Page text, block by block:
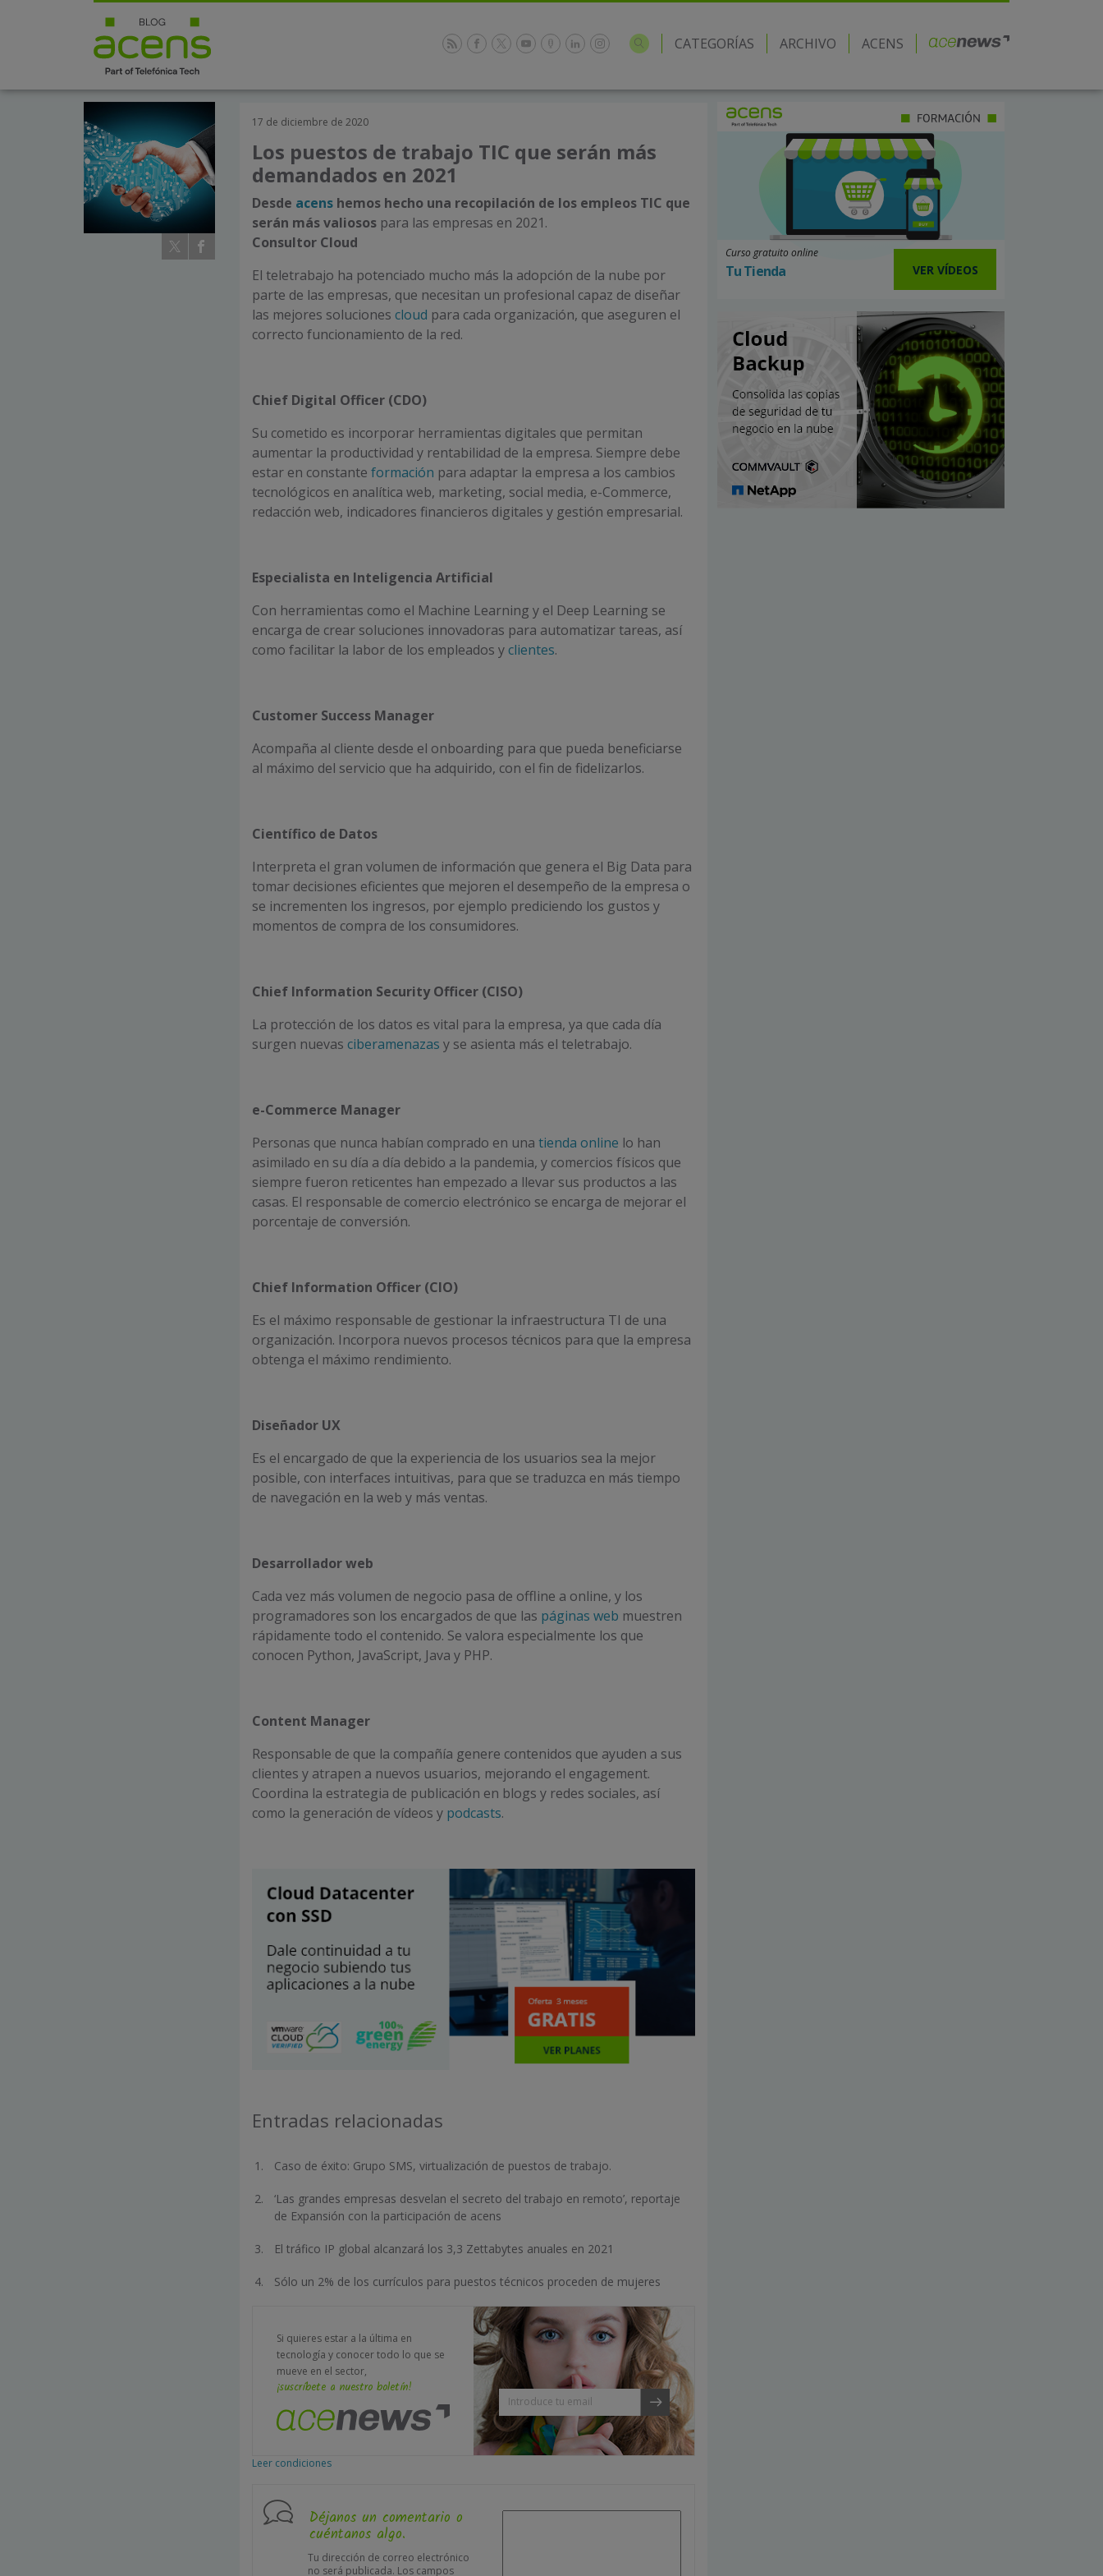
CATEGORÍAS ARCHIVO ACENS
17 de diciembre de 2020
Los puestos de trabajo TIC que serán más
demandados en 2021
Desde acens hemos hecho una recopilación de los empleos TIC que
serán más valiosos para las empresas en 2021.
Consultor Cloud
El teletrabajo ha potenciado mucho más la adopción de la nube por
parte de las empresas, que necesitan un profesional capaz de diseñar
las mejores soluciones cloud para cada organización, que aseguren el
correcto funcionamiento de la red.
Chief Digital Officer (CDO)
Su cometido es incorporar herramientas digitales que permitan
aumentar la productividad y rentabilidad de la empresa. Siempre debe
estar en constante formación para adaptar la empresa a los cambios
tecnológicos en analítica web, marketing, social media, e-Commerce,
redacción web, indicadores financieros digitales y gestión empresarial.
Especialista en Inteligencia Artificial
Con herramientas como el Machine Learning y el Deep Learning se
encarga de crear soluciones innovadoras para automatizar tareas, así
como facilitar la labor de los empleados yclientes.
Customer Success Manager
Acompaña al cliente desde el onboarding para que pueda beneficiarse
al máximo del servicio que ha adquirido, con el fin de fidelizarlos.
Científico de Datos
Interpreta el gran volumen de información que genera el Big Data para
tomar decisiones eficientes que mejoren el desempeño de la empresa o
se incrementen los ingresos, por ejemplo prediciendo los gustos y
momentos de compra de los consumidores.
Chief Information Security Officer (CISO)
La protección de los datos es vital para la empresa, ya que cada día
surgen nuevas ciberamenazas y se asienta más el teletrabajo.
e-Commerce Manager
Personas que nunca habían comprado en una tienda online lo han
asimilado en su día a día debido a la pandemia, y comercios físicos que
siempre fueron reticentes han empezado a llevar sus productos a las
casas. El responsable de comercio electrónico se encarga de mejorar el
porcentaje de conversión.
Chief Information Officer (CIO)
Es el máximo responsable de gestionar la infraestructura TI de una
organización. Incorpora nuevos procesos técnicos para que la empresa
obtenga el máximo rendimiento.
Diseñador UX
Es el encargado de que la experiencia de los usuarios sea la mejor
posible, con interfaces intuitivas, para que se traduzca en más tiempo
de navegación en la web y más ventas.
Desarrollador web
Cada vez más volumen de negocio pasa de offline a online, y los
programadores son los encargados de que las páginas web muestren
rápidamente todo el contenido. Se valora especialmente los que
conocen Python, JavaScript, Java y PHP.
Content Manager
Responsable de que la compañía genere contenidos que ayuden a sus
clientes y atrapen a nuevos usuarios, mejorando el engagement.
Coordina la estrategia de publicación en blogs y redes sociales, así
como la generación de vídeos y podcasts.
Entradas relacionadas
Caso de éxito: Grupo SMS, virtualización de puestos de trabajo.
‘Las grandes empresas desvelan el secreto del trabajo en remoto’, reportaje
de Expansión con la participación de acens
El tráfico IP global alcanzará los 3,3 Zettabytes anuales en 2021
Sólo un 2% de los currículos para puestos técnicos proceden de mujeres
Si quieres estar a la última en
tecnología y conocer todo lo que se
mueve en el sector,
¡suscríbete a nuestro boletín!
Leer condiciones
Déjanos un comentario o
cuéntanos algo.
Tu dirección de correo electrónico
no será publicada. Los campos
Curso gratuito online
Tu Tienda VER VÍDEOS